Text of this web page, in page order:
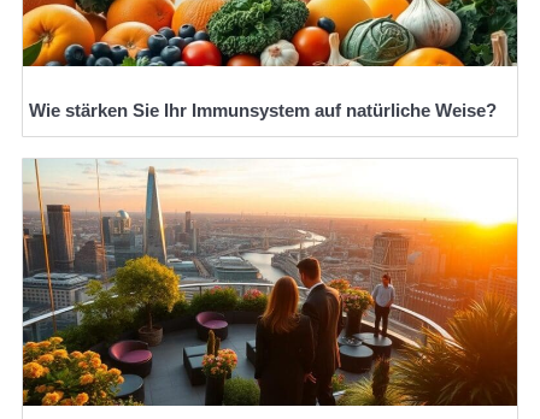
Wie stärken Sie Ihr Immunsystem auf natürliche Weise?